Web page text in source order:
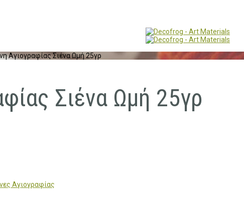
Αγιογραφίας Σιένα Ωμή 25γρ
Σιένα Ωμή 25γρ
Αγιογραφίας